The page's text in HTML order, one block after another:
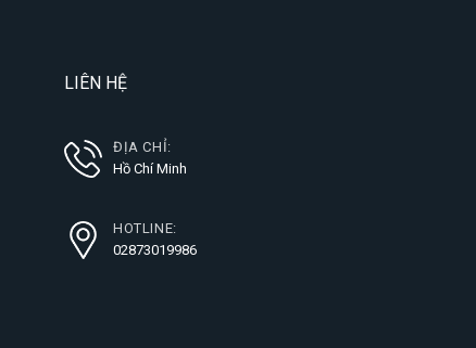
LIÊN HỆ
ĐỊA CHỈ:
Hồ Chí Minh
HOTLINE:
02873019986